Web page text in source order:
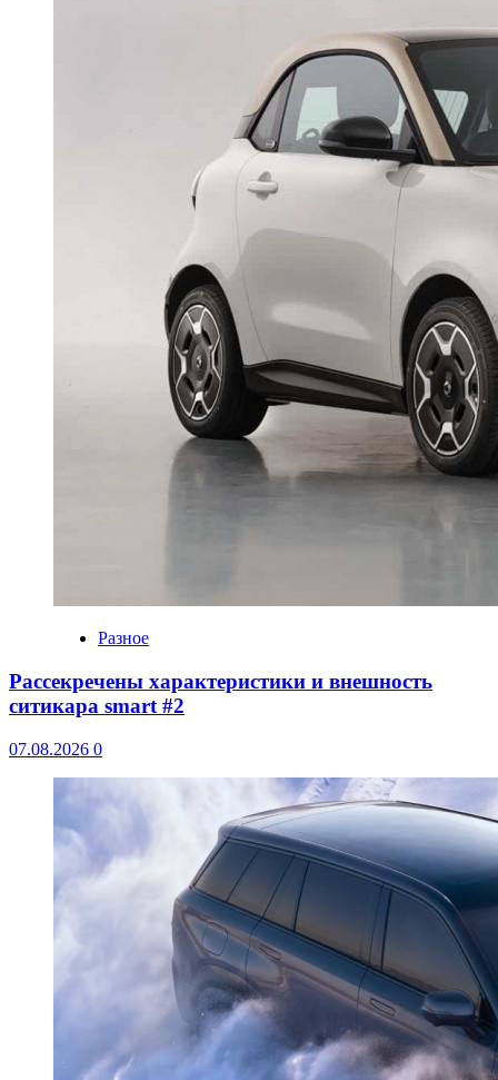
Разное
Рассекречены характеристики и внешность
ситикара smart #2
07.08.2026 0